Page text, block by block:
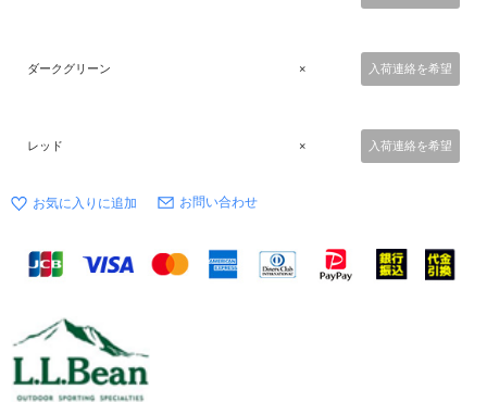
ダークグリーン × 入荷連絡を希望
レッド × 入荷連絡を希望
お問い合わせ